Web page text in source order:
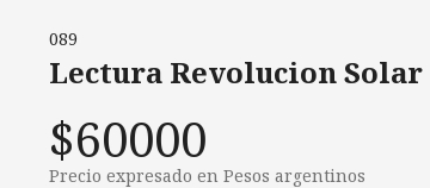
089
Lectura Revolucion Solar
$60000
Precio expresado en Pesos argentinos